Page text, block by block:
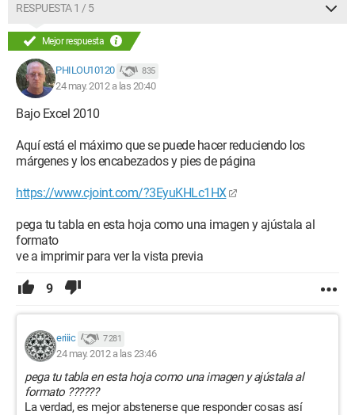
RESPUESTA 1 / 5
Mejor respuesta
PHILOU10120 835
24 may. 2012 a las 20:40
Bajo Excel 2010
Aquí está el máximo que se puede hacer reduciendo los
márgenes y los encabezados y pies de página
https://www.cjoint.com/?3EyuKHLc1HX
pega tu tabla en esta hoja como una imagen y ajústala al
formato
ve a imprimir para ver la vista previa
9
eriiic 7 281
24 may. 2012 a las 23:46
pega tu tabla en esta hoja como una imagen y ajústala al
formato ??????
La verdad, es mejor abstenerse que responder cosas así